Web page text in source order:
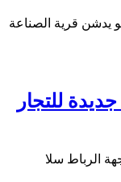
يدشن قرية الصناعة
للتجار
الرباط سلا